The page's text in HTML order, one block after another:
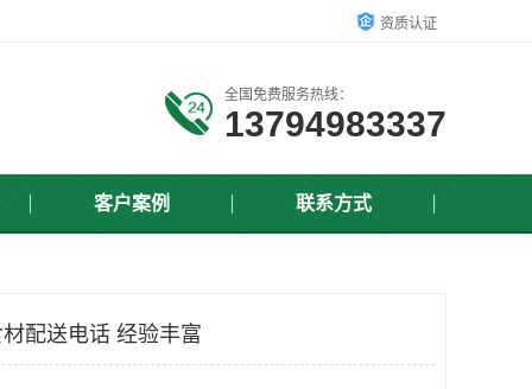
资质认证
全国免费服务热线：
13794983337
客户案例 联系方式
配送电话 经验丰富